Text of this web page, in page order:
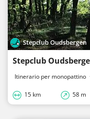
Stepclub Oudsbergen
Stepclub
Itinerario per monopattino
15 km 58 m